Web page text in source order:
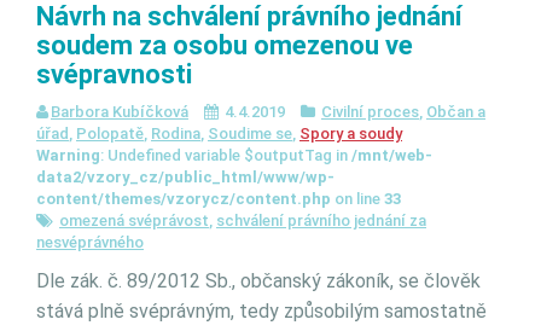
Návrh na schválení právního jednání
soudem za osobu omezenou ve
svépravnosti
Barbora Kubíčková 4.4.2019 Civilní proces, Občan a
úřad , Polopatě, Rodina, Soudime se, Spory a soudy
Warning: Undefined variable $outputTag in /mnt/web-
data2/vzory_cz/public_html/www/wp-
content/themes/vzorycz/content.php on line 33
omezená svéprávost, schválení právního jednání za
nesvéprávného
Dle zák. č. 89/2012 Sb., občanský zákoník, se člověk
stává plně svéprávným, tedy způsobilým samostatně